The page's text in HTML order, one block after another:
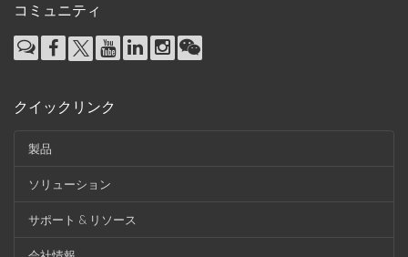
コミュニティ
クイックリンク
製品
ソリューション
サポート & リソース